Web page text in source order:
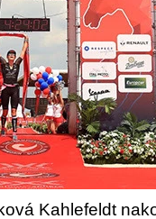
Kahlefeldt